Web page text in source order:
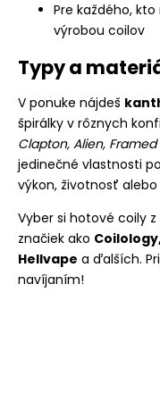
Pre každého,
výrobou coilov
Typy a
V ponuke nájdeš
špirálky v rôznych
Clapton, Alien,
jedinečné vlastnosti
výkon, životnosť
Vyber si hotové coily
značiek ako
Hellvape a ďalších.
navíjaním!